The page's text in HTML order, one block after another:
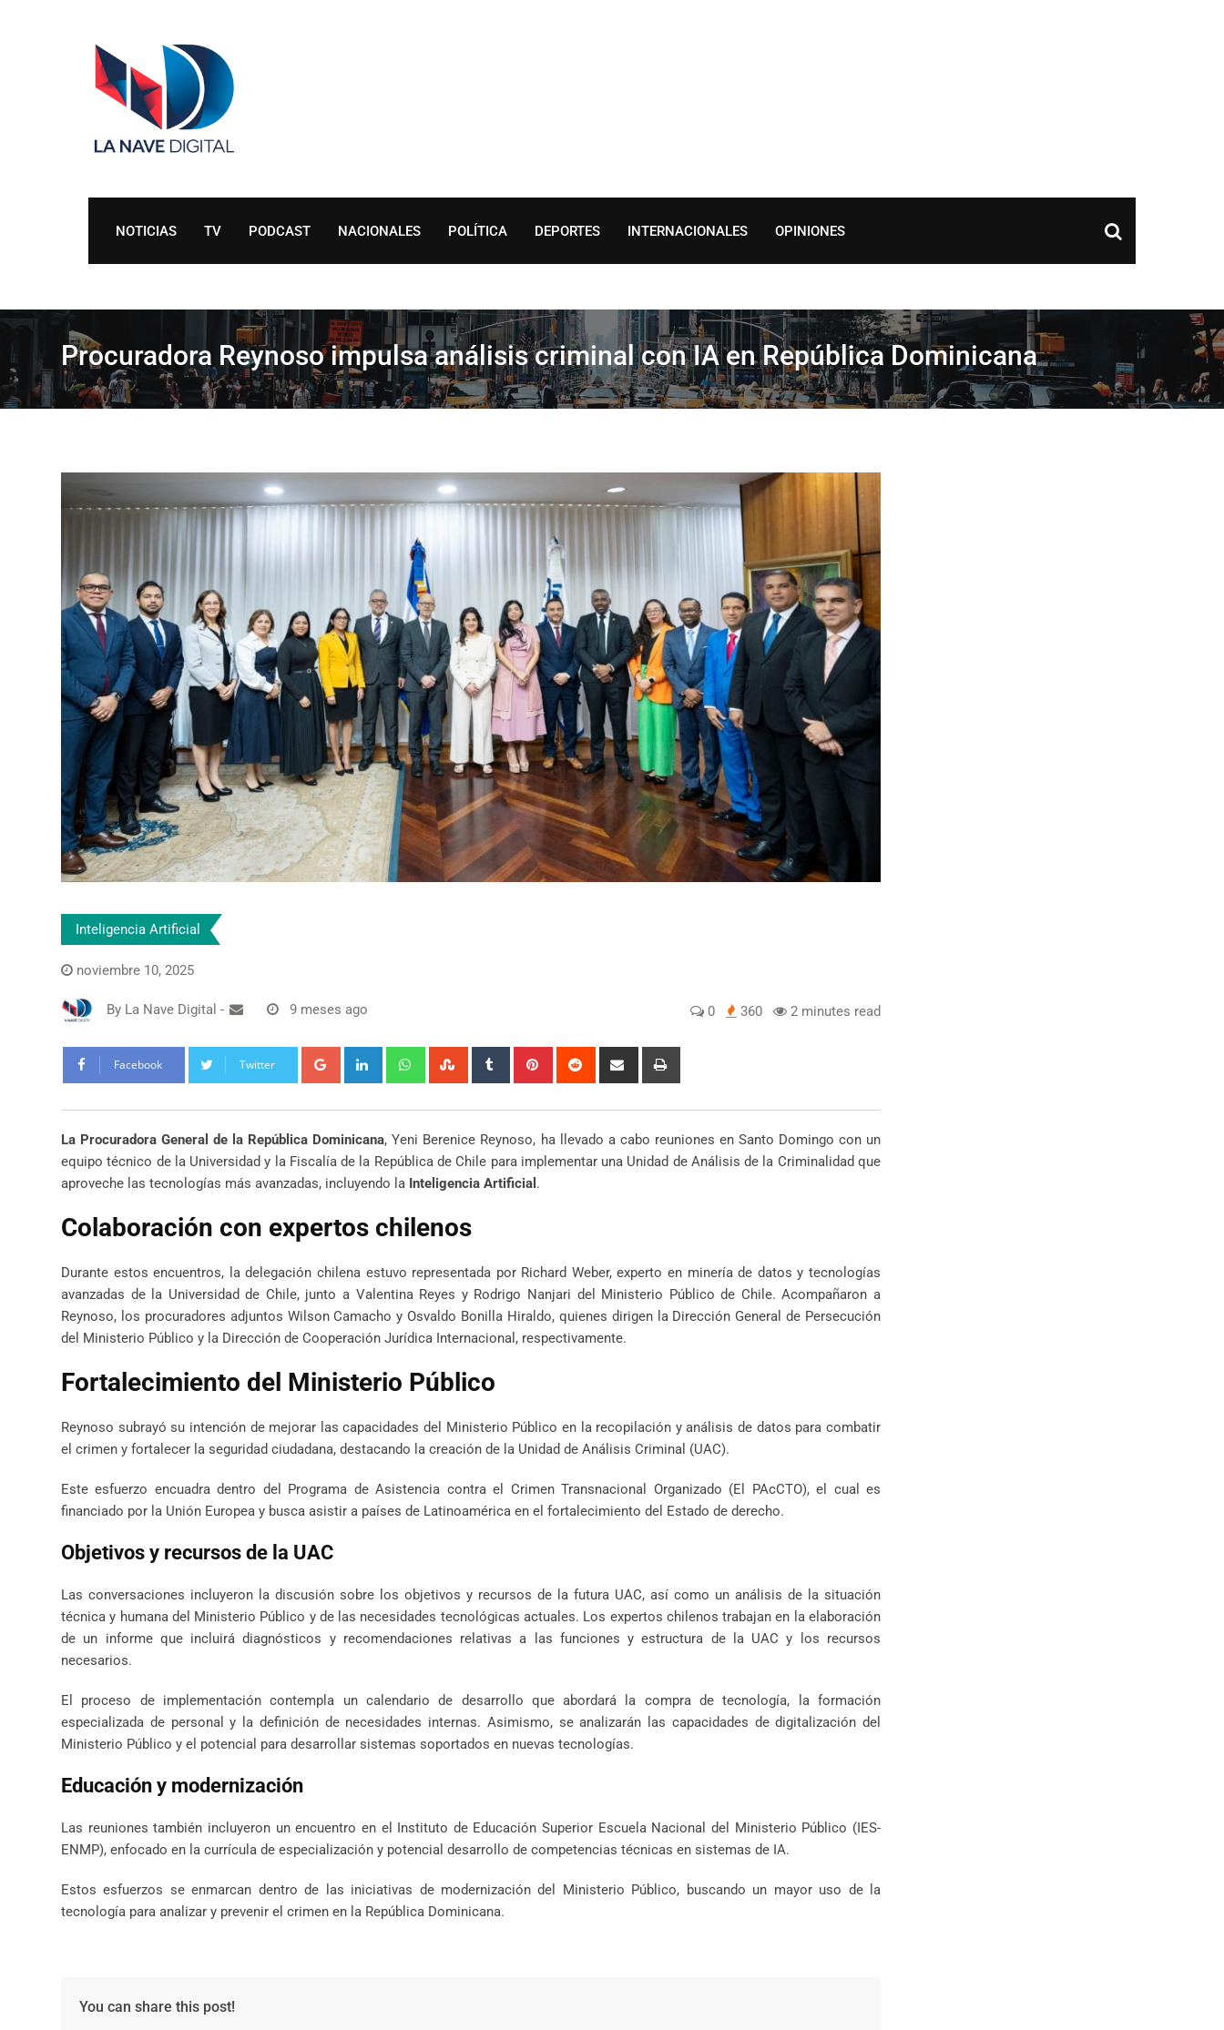
NOTICIAS TV PODCAST NACIONALES POLÍTICA DEPORTES INTERNACIONALES OPINIONES
Procuradora Reynoso impulsa análisis criminal con IA en República Dominicana
Inteligencia Artificial
noviembre 10, 2025
By La Nave Digital - 9 meses ago 0 360 2 minutes read
Facebook Twitter Google+ LinkedIn WhatsappStumbleUpon
Tumblr Pinterest Reddit
Share
La Procuradora General de la República Dominicana, Yeni Berenice Reynoso, ha llevado a cabo reuniones en Santo Domingo con un
equipo técnico de la Universidad y la Fiscalía de la República de Chile para implementar una Unidad de Análisis de la Criminalidad que
aproveche las tecnologías más avanzadas, incluyendo la Inteligencia Artificial .
Colaboración con expertos chilenos
Durante estos encuentros, la delegación chilena estuvo representada por Richard Weber, experto en minería de datos y tecnologías
avanzadas de la Universidad de Chile, junto a Valentina Reyes y Rodrigo Nanjari del Ministerio Público de Chile. Acompañaron a
Reynoso, los procuradores adjuntos Wilson Camacho y Osvaldo Bonilla Hiraldo, quienes dirigen la Dirección General de Persecución
del Ministerio Público y la Dirección de Cooperación Jurídica Internacional, respectivamente.
Fortalecimiento del Ministerio Público
Reynoso subrayó su intención de mejorar las capacidades del Ministerio Público en la recopilación y análisis de datos para combatir
el crimen y fortalecer la seguridad ciudadana, destacando la creación de la Unidad de Análisis Criminal (UAC).
Este esfuerzo encuadra dentro del Programa de Asistencia contra el Crimen Transnacional Organizado (El PAcCTO), el cual es
financiado por la Unión Europea y busca asistir a países de Latinoamérica en el fortalecimiento del Estado de derecho.
Objetivos y recursos de la UAC
Las conversaciones incluyeron la discusión sobre los objetivos y recursos de la futura UAC, así como un análisis de la situación
técnica y humana del Ministerio Público y de las necesidades tecnológicas actuales. Los expertos chilenos trabajan en la elaboración
de un informe que incluirá diagnósticos y recomendaciones relativas a las funciones y estructura de la UAC y los recursos
necesarios.
El proceso de implementación contempla un calendario de desarrollo que abordará la compra de tecnología, la formación
especializada de personal y la definición de necesidades internas. Asimismo, se analizarán las capacidades de digitalización del
Ministerio Público y el potencial para desarrollar sistemas soportados en nuevas tecnologías.
Educación y modernización
Las reuniones también incluyeron un encuentro en el Instituto de Educación Superior Escuela Nacional del Ministerio Público (IES-
ENMP), enfocado en la currícula de especialización y potencial desarrollo de competencias técnicas en sistemas de IA.
Estos esfuerzos se enmarcan dentro de las iniciativas de modernización del Ministerio Público, buscando un mayor uso de la
tecnología para analizar y prevenir el crimen en la República Dominicana.
You can share this post!